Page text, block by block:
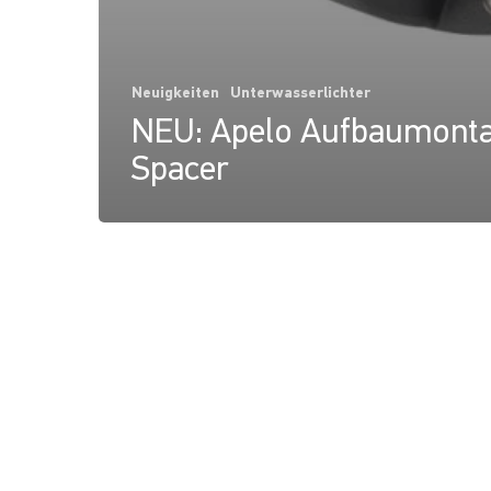
Neuigkeiten Unterwasserlichter
NEU: Apelo
Spacer